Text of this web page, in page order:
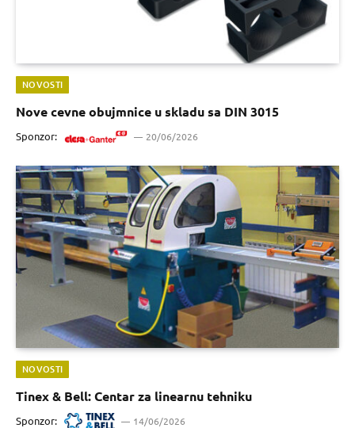
NOVOSTI
Nove cevne obujmnice u skladu sa DIN 3015
Sponzor: 20/06/2026
NOVOSTI
Tinex & Bell: Centar za linearnu tehniku
Sponzor: 14/06/2026